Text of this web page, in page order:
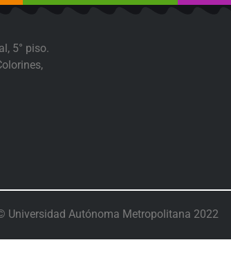
5° piso.
Universidad Autónoma Metropolitana 2022